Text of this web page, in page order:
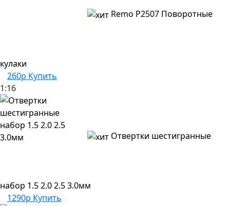
Remo P2507 Поворотные
кулаки
260р Купить
1:16
Отвертки шестигранные
набор 1.5 2.0 2.5 3.0мм
1290р Купить